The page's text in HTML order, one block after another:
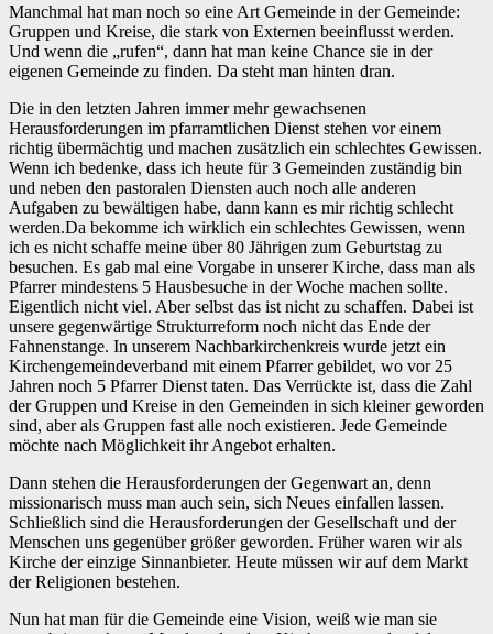
Manchmal hat man noch so eine Art Gemeinde in der Gemeinde:
Gruppen und Kreise, die stark von Externen beeinflusst werden.
Und wenn die „rufen“, dann hat man keine Chance sie in der
eigenen Gemeinde zu finden. Da steht man hinten dran.
Die in den letzten Jahren immer mehr gewachsenen
Herausforderungen im pfarramtlichen Dienst stehen vor einem
richtig übermächtig und machen zusätzlich ein schlechtes Gewissen.
Wenn ich bedenke, dass ich heute für 3 Gemeinden zuständig bin
und neben den pastoralen Diensten auch noch alle anderen
Aufgaben zu bewältigen habe, dann kann es mir richtig schlecht
werden.Da bekomme ich wirklich ein schlechtes Gewissen, wenn
ich es nicht schaffe meine über 80 Jährigen zum Geburtstag zu
besuchen. Es gab mal eine Vorgabe in unserer Kirche, dass man als
Pfarrer mindestens 5 Hausbesuche in der Woche machen sollte.
Eigentlich nicht viel. Aber selbst das ist nicht zu schaffen. Dabei ist
unsere gegenwärtige Strukturreform noch nicht das Ende der
Fahnenstange. In unserem Nachbarkirchenkreis wurde jetzt ein
Kirchengemeindeverband mit einem Pfarrer gebildet, wo vor 25
Jahren noch 5 Pfarrer Dienst taten. Das Verrückte ist, dass die Zahl
der Gruppen und Kreise in den Gemeinden in sich kleiner geworden
sind, aber als Gruppen fast alle noch existieren. Jede Gemeinde
möchte nach Möglichkeit ihr Angebot erhalten.
Dann stehen die Herausforderungen der Gegenwart an, denn
missionarisch muss man auch sein, sich Neues einfallen lassen.
Schließlich sind die Herausforderungen der Gesellschaft und der
Menschen uns gegenüber größer geworden. Früher waren wir als
Kirche der einzige Sinnanbieter. Heute müssen wir auf dem Markt
der Religionen bestehen.
Nun hat man für die Gemeinde eine Vision, weiß wie man sie